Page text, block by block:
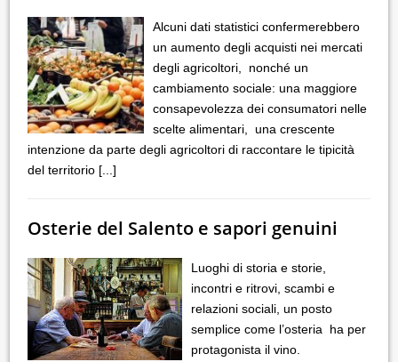
Alcuni dati statistici confermerebbero
un aumento degli acquisti nei mercati
degli agricoltori, nonché un
cambiamento sociale: una maggiore
consapevolezza dei consumatori nelle
scelte alimentari, una crescente
intenzione da parte degli agricoltori di raccontare le tipicità
del territorio [...]
Osterie del Salento e sapori genuini
Luoghi di storia e storie,
incontri e ritrovi, scambi e
relazioni sociali, un posto
semplice come l’osteria ha per
protagonista il vino.